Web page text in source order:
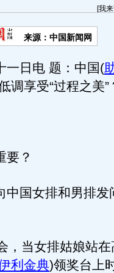
[我
来源：中国新闻网
日电 题：中国(
调享受“过程之美”
？
国女排和男排发
当女排姑娘站在
利金典)领奖台上